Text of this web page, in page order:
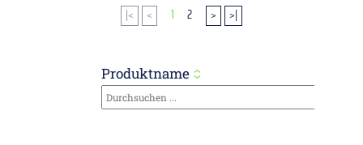
|< < 1 2 > >|
Produktname